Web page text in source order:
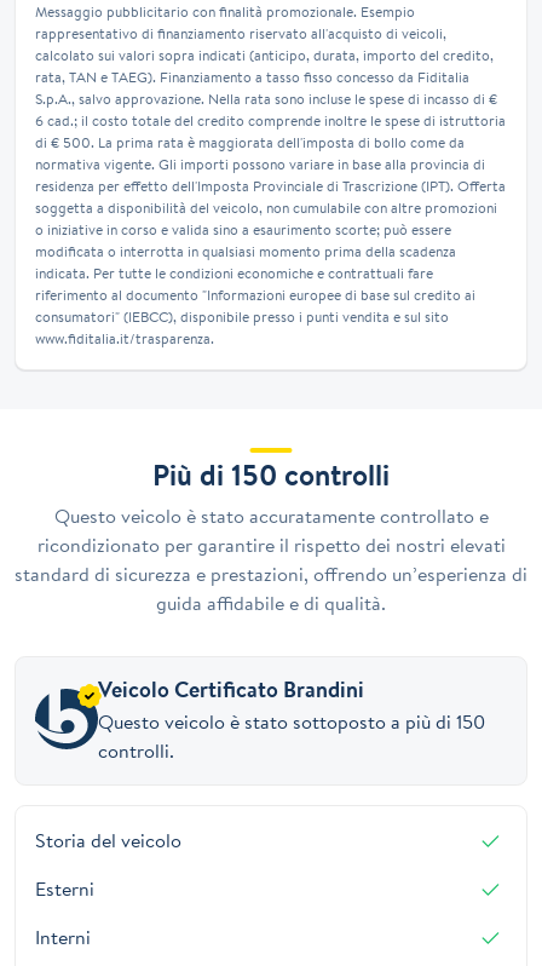
Messaggio pubblicitario con finalità promozionale. Esempio
rappresentativo di finanziamento riservato all'acquisto di veicoli,
calcolato sui valori sopra indicati (anticipo, durata, importo del credito,
rata, TAN e TAEG). Finanziamento a tasso fisso concesso da Fiditalia
S.p.A., salvo approvazione. Nella rata sono incluse le spese di incasso di €
6 cad.; il costo totale del credito comprende inoltre le spese di istruttoria
di € 500. La prima rata è maggiorata dell'imposta di bollo come da
normativa vigente. Gli importi possono variare in base alla provincia di
residenza per effetto dell'Imposta Provinciale di Trascrizione (IPT). Offerta
soggetta a disponibilità del veicolo, non cumulabile con altre promozioni
o iniziative in corso e valida sino a esaurimento scorte; può essere
modificata o interrotta in qualsiasi momento prima della scadenza
indicata. Per tutte le condizioni economiche e contrattuali fare
riferimento al documento "Informazioni europee di base sul credito ai
consumatori" (IEBCC), disponibile presso i punti vendita e sul sito
www.fiditalia.it/trasparenza.
Più di 150 controlli
Questo veicolo è stato accuratamente controllato e
ricondizionato per garantire il rispetto dei nostri elevati
standard di sicurezza e prestazioni, offrendo un’esperienza di
guida affidabile e di qualità.
Veicolo Certificato Brandini
Questo veicolo è stato sottoposto a più di 150
controlli.
Storia del veicolo
Esterni
Interni